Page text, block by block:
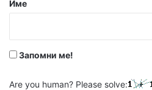
Име
Запомни ме!
Are you human? Please solve: